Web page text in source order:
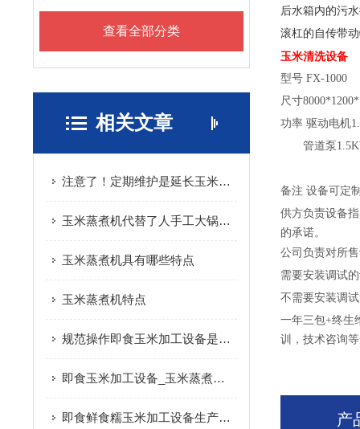
查看全部分类
相关文章
注意了！定期维护是延长玉米蒸煮机使用寿命的关键
玉米蒸煮机代替了人手工大锅蒸煮作业
玉米蒸煮机具有哪些特点
玉米蒸煮机特点
规范操作即食玉米加工设备是保障产品加工质量与生产效率的关键
即食玉米加工设备_玉米蒸煮机|产品推荐
即食鲜食糯玉米加工设备生产过程
后水箱内的污
滚杠的自传带
玉米清洗设备
型号 FX-1000
尺寸
功率 驱动电机
管道泵
备注 设备可定
供方负责设备
的承诺。
公司负责对所
需要安装调试
不需要安装调
一年三包+终生
训，技术咨询
产